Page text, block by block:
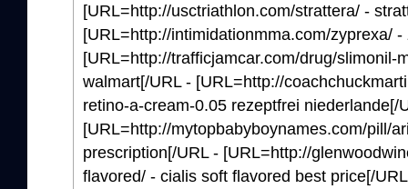
[URL=http://usctriathlon.com/strattera/ -
[URL=http://intimidationmma.com/zyprexa/ -
[URL=http://trafficjamcar.com/drug/slimonil-
walmart[/URL - [URL=http://
retino-a-cream-0.05 rezeptfrei niederlande[/
[URL=http://mytopbabyboynames.com/pill/
prescription[/URL - [URL=http://
flavored/ - cialis soft flavored best price[/